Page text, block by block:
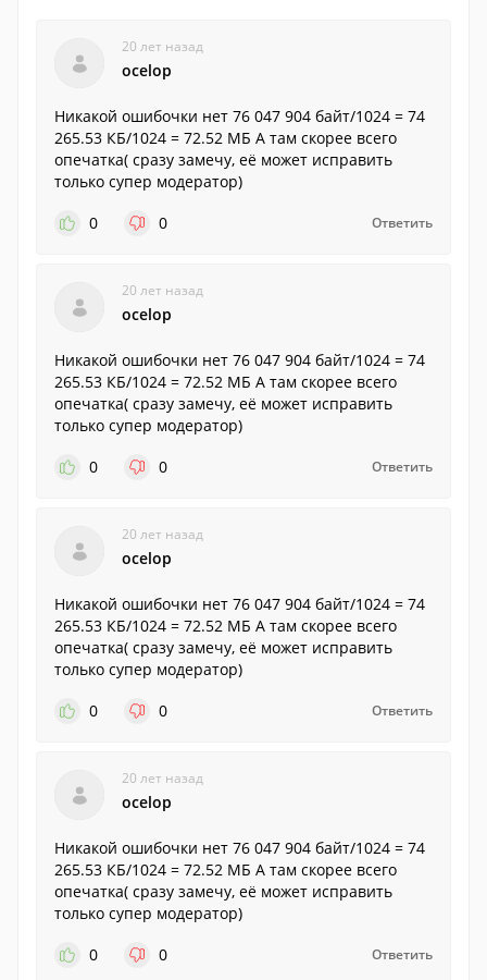
20 лет назад
ocelop
Никакой ошибочки нет 76 047 904 байт/1024 = 74
265.53 КБ/1024 = 72.52 МБ А там скорее всего
опечатка( сразу замечу, её может исправить
только супер модератор)
0
0 Ответить
20 лет назад
ocelop
Никакой ошибочки нет 76 047 904 байт/1024 = 74
265.53 КБ/1024 = 72.52 МБ А там скорее всего
опечатка( сразу замечу, её может исправить
только супер модератор)
0
0 Ответить
20 лет назад
ocelop
Никакой ошибочки нет 76 047 904 байт/1024 = 74
265.53 КБ/1024 = 72.52 МБ А там скорее всего
опечатка( сразу замечу, её может исправить
только супер модератор)
0
0 Ответить
20 лет назад
ocelop
Никакой ошибочки нет 76 047 904 байт/1024 = 74
265.53 КБ/1024 = 72.52 МБ А там скорее всего
опечатка( сразу замечу, её может исправить
только супер модератор)
0
0 Ответить